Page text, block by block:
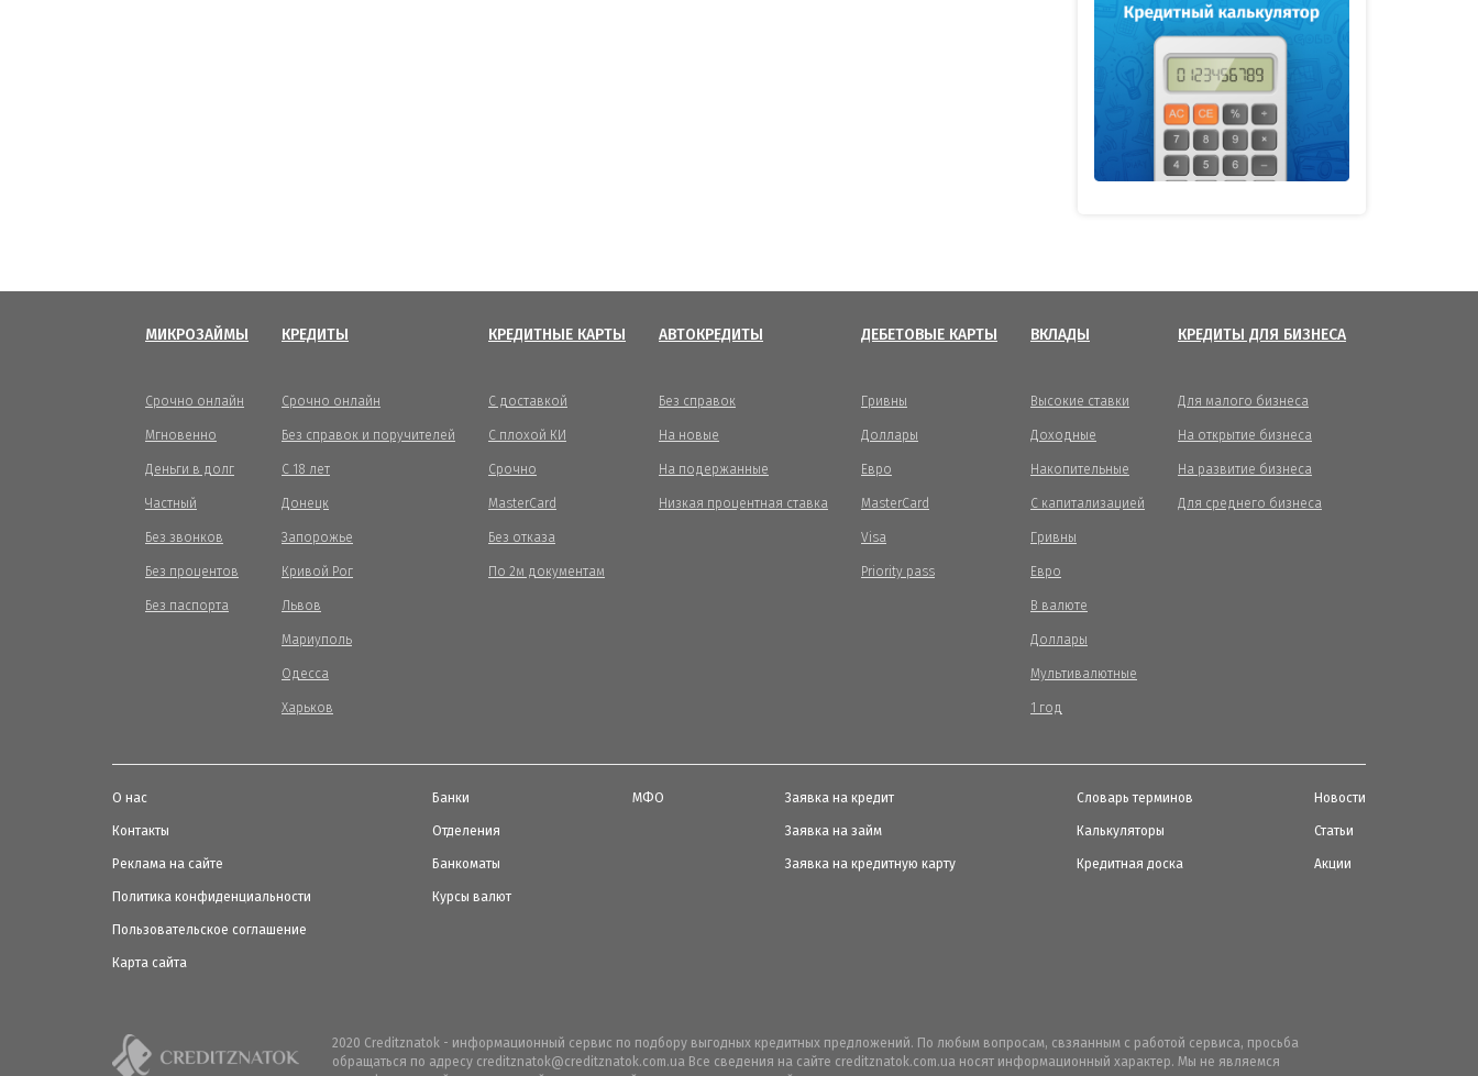
МИКРОЗАЙМЫ
Срочно онлайн
Мгновенно
Деньги в долг
Частный
Без звонков
Без процентов
Без паспорта
КРЕДИТЫ
Срочно онлайн
Без справок и поручителей
С 18 лет
Донецк
Запорожье
Кривой Рог
Львов
Мариуполь
Одесса
Харьков
КРЕДИТНЫЕ КАРТЫ
С доставкой
С плохой КИ
Срочно
MasterCard
Без отказа
По 2м документам
АВТОКРЕДИТЫ
Без справок
На новые
На подержанные
Низкая процентная ставка
ДЕБЕТОВЫЕ КАРТЫ
Гривны
Доллары
Евро
MasterCard
Visa
Priority pass
ВКЛАДЫ
Высокие ставки
Доходные
Накопительные
С капитализацией
Гривны
Евро
В валюте
Доллары
Мультивалютные
1 год
КРЕДИТЫ ДЛЯ БИЗНЕСА
Для малого бизнеса
На открытие бизнеса
На развитие бизнеса
Для среднего бизнеса
О нас
Контакты
Реклама на сайте
Политика конфиденциальности
Пользовательское соглашение
Карта сайта
Банки
Отделения
Банкоматы
Курсы валют
МФО Заявка на кредит
Заявка на займ
Заявка на кредитную карту
Словарь терминов
Калькуляторы
Кредитная доска
Новости
Статьи
Акции
2020 Creditznatok - информационный сервис по подбору выгодных кредитных предложений. По любым вопросам, свзяанным с работой сервиса, просьба
обращаться по адресу creditznatok@creditznatok.com.ua Все сведения на сайте creditznatok.com.ua носят информационный характер. Мы не являемся